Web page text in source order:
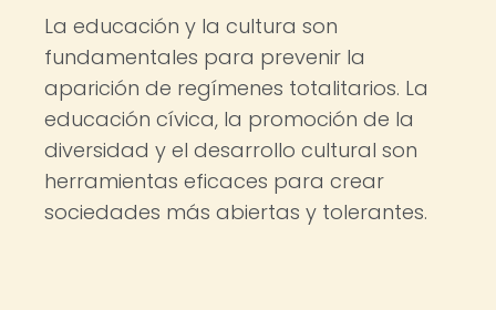
La educación y la cultura son
fundamentales para prevenir la
aparición de regímenes totalitarios. La
educación cívica, la promoción de la
diversidad y el desarrollo cultural son
herramientas eficaces para crear
sociedades más abiertas y tolerantes.